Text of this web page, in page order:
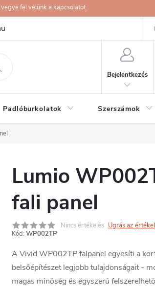
fel velünk a kapcsolatot.
Bejelentkezés
Padlóburkolatok Szerszámok
Lumio
fali panel
Nincs értékelés Ugrás az
Kód: WP002TP
A Vivid WP002TP falpanel egyesíti a
belsőépítészet legjobb tulajdonságait -
magas minőség és egyszerű